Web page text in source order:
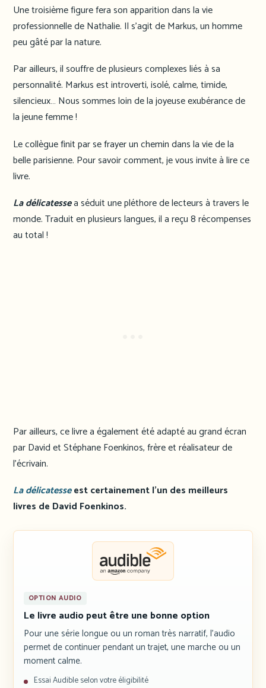
Une troisième figure fera son apparition dans la vie
professionnelle de Nathalie. Il s’agit de Markus, un homme
peu gâté par la nature.
Par ailleurs, il souffre de plusieurs complexes liés à sa
personnalité. Markus est introverti, isolé, calme, timide,
silencieux… Nous sommes loin de la joyeuse exubérance de
la jeune femme !
Le collègue finit par se frayer un chemin dans la vie de la
belle parisienne. Pour savoir comment, je vous invite à lire ce
livre.
La délicatessea séduit une pléthore de lecteurs à travers le
monde. Traduit en plusieurs langues, il a reçu 8 récompenses
au total !
Par ailleurs, ce livre a également été adapté au grand écran
par David et Stéphane Foenkinos, frère et réalisateur de
l’écrivain.
La délicatesseest certainement l’un des meilleurs
livres de David Foenkinos.
OPTION AUDIO
Le livre audio peut être une bonne option
Pour une série longue ou un roman très narratif, l’audio
permet de continuer pendant un trajet, une marche ou un
moment calme.
Essai Audible selon votre éligibilité